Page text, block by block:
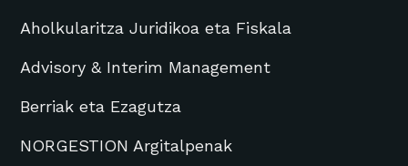
Aholkularitza Juridikoa eta Fiskala
Advisory & Interim Management
Berriak eta Ezagutza
NORGESTION Argitalpenak